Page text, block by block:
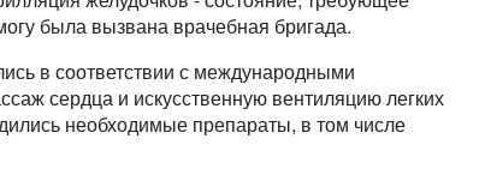
была вызвана врачебная бригада.
в соответствии с международными
сердца и искусственную вентиляцию легких
необходимые препараты, в том числе